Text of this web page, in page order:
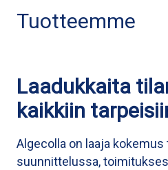
Tuotteemme
Laadukkaita
kaikkiin
Algecolla on laaja
suunnittelussa,